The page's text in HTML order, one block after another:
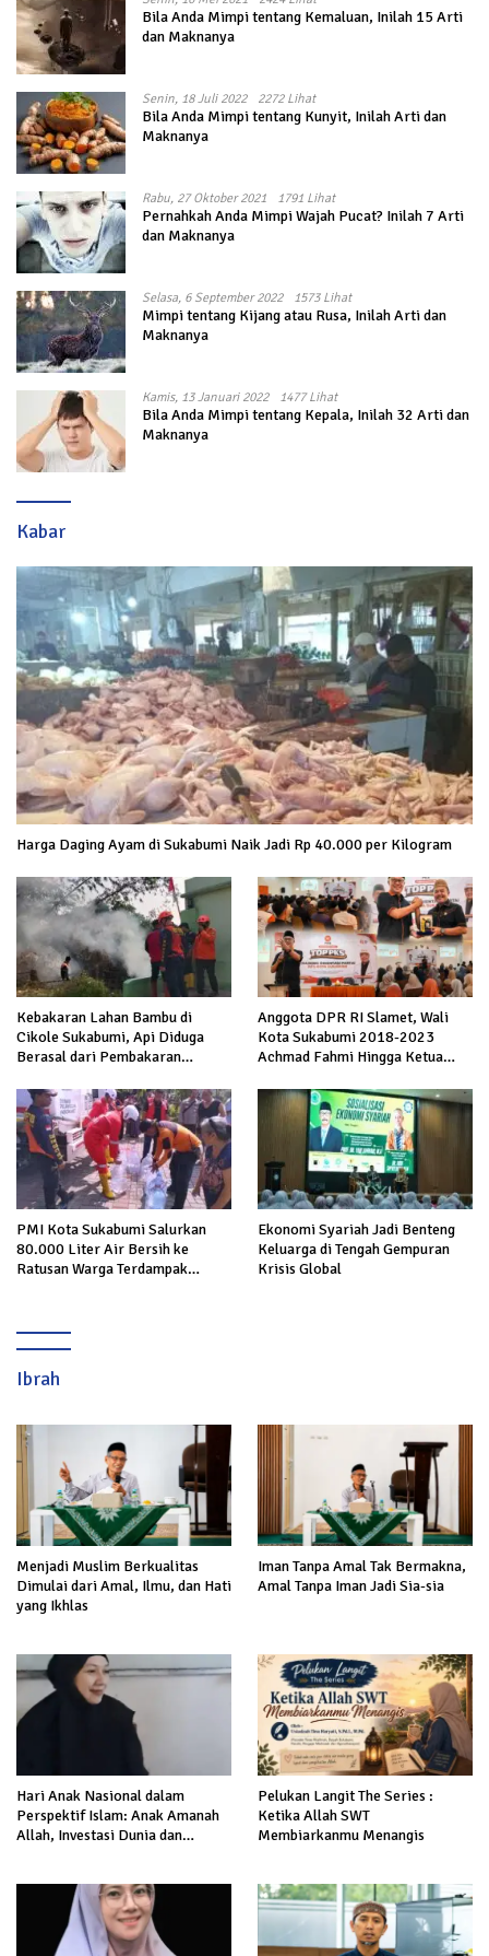
Bila Anda Mimpi tentang Kemaluan, Inilah 15 Arti
dan Maknanya
Senin, 18 Juli 2022 2272 Lihat
Bila Anda Mimpi tentang Kunyit, Inilah Arti dan
Maknanya
Rabu, 27 Oktober 2021 1791 Lihat
Pernahkah Anda Mimpi Wajah Pucat? Inilah 7 Arti
dan Maknanya
Selasa, 6 September 2022 1573 Lihat
Mimpi tentang Kijang atau Rusa, Inilah Arti dan
Maknanya
Kamis, 13 Januari 2022 1477 Lihat
Bila Anda Mimpi tentang Kepala, Inilah 32 Arti dan
Maknanya
Kabar
Harga Daging Ayam di Sukabumi Naik Jadi Rp 40.000 per Kilogram
Kebakaran Lahan Bambu di
Cikole Sukabumi, Api Diduga
Berasal dari Pembakaran
Anggota DPR RI Slamet, Wali
Kota Sukabumi 2018-2023
Achmad Fahmi Hingga Ketua
Mesin Politik di TOP PKS
Sukabumi
PMI Kota Sukabumi Salurkan
80.000 Liter Air Bersih ke
Ratusan Warga Terdampak
Ekonomi Syariah Jadi Benteng
Keluarga di Tengah Gempuran
Krisis Global
Ibrah
Menjadi Muslim Berkualitas
Dimulai dari Amal, Ilmu, dan Hati
yang Ikhlas
Iman Tanpa Amal Tak Bermakna,
Amal Tanpa Iman Jadi Sia-sia
Hari Anak Nasional dalam
Perspektif Islam: Anak Amanah
Allah, Investasi Dunia dan
Pelukan Langit The Series :
Ketika Allah SWT
Membiarkanmu Menangis